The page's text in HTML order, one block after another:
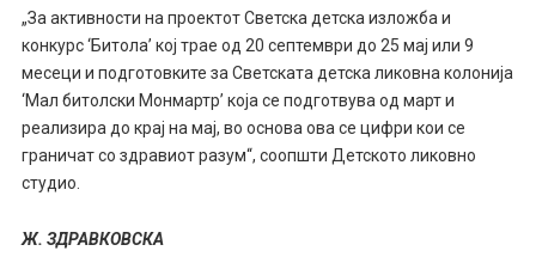
„За активности на проектот Светска детска изложба и
конкурс ‘Битола’ кој трае од 20 септември до 25 мај или 9
месеци и подготовките за Светската детска ликовна колонија
‘Мал битолски Монмартр’ која се подготвува од март и
реализира до крај на мај, во основа ова се цифри кои се
граничат со здравиот разум“, соопшти Детското ликовно
студио.
Ж. ЗДРАВКОВСКА